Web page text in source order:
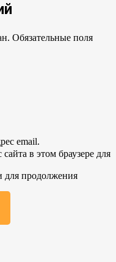
Обязательные поля
email.
в этом браузере для
для продолжения